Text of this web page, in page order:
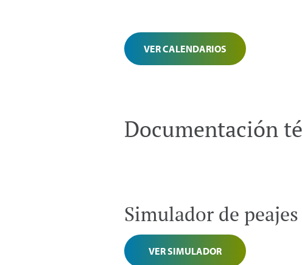
VER CALENDARIOS
Documentación
Simulador de
VER SIMULADOR